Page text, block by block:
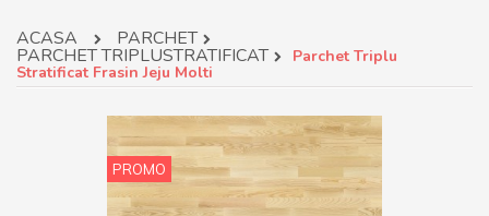
ACASA PARCHET
PARCHET TRIPLUSTRATIFICAT Parchet Triplu
Stratificat Frasin Jeju Molti
PROMO